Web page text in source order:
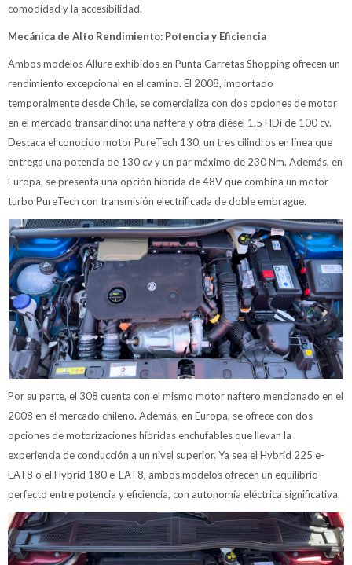
comodidad y la accesibilidad.
Mecánica de Alto Rendimiento: Potencia y Eficiencia
Ambos modelos Allure exhibidos en Punta Carretas Shopping ofrecen un
rendimiento excepcional en el camino. El 2008, importado
temporalmente desde Chile, se comercializa con dos opciones de motor
en el mercado transandino: una naftera y otra diésel 1.5 HDi de 100 cv.
Destaca el conocido motor PureTech 130, un tres cilindros en línea que
entrega una potencia de 130 cv y un par máximo de 230 Nm. Además, en
Europa, se presenta una opción híbrida de 48V que combina un motor
turbo PureTech con transmisión electrificada de doble embrague.
Por su parte, el 308 cuenta con el mismo motor naftero mencionado en el
2008 en el mercado chileno. Además, en Europa, se ofrece con dos
opciones de motorizaciones híbridas enchufables que llevan la
experiencia de conducción a un nivel superior. Ya sea el Hybrid 225 e-
EAT8 o el Hybrid 180 e-EAT8, ambos modelos ofrecen un equilibrio
perfecto entre potencia y eficiencia, con autonomía eléctrica significativa.